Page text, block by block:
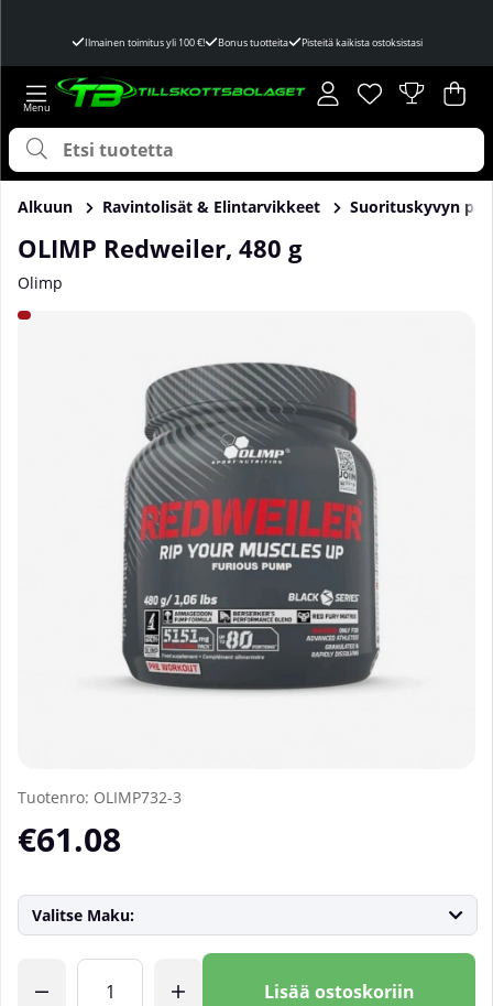
Ilmainen toimitus yli 100 €! Bonus tuotteita Pisteitä kaikista ostoksistasi
Toivelista
Lukumäärä
. .
Alkuun Ravintolisät & Elintarvikkeet Suorituskyvyn
OLIMP Redweiler, 480 g
Olimp
Tuotekuvat OLIMP Redweiler, 480 g
Tuotenro: OLIMP732-3
€61.08
Valitse Maku:
Lisää ostoskoriin